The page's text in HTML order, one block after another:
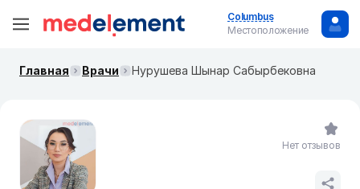
Columbus
Местоположение
Главная Врачи Нурушева Шынар Сабырбековна
Нет отзывов